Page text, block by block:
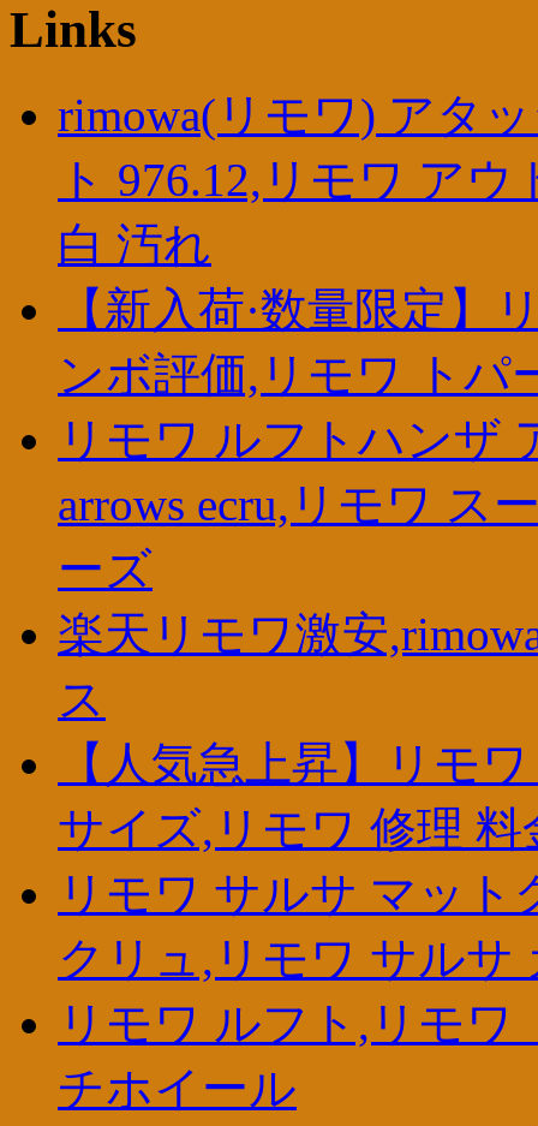
Links
rimowa(リモワ) アタ
ト 976.12,リモワ ア
白 汚れ
【新入荷·数量限定
ンボ評価,リモワ トパ
リモワ ルフトハンザ
arrows ecru,リモワ ス
ーズ
楽天リモワ激安
ス
【人気急上昇】リモ
サイズ,リモワ 修理 料
リモワ サルサ マット
クリュ,リモワ サルサ
リモワ ルフト,リモ
チホイール